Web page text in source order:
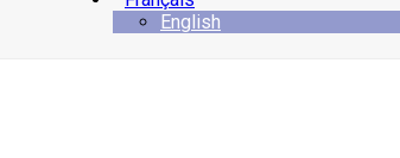
English